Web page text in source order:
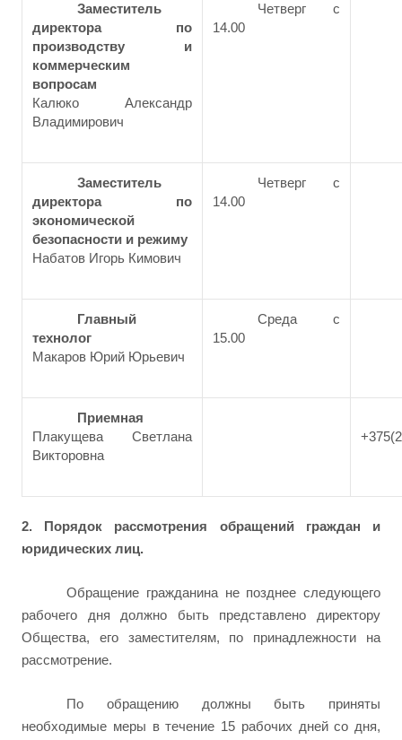
Заместитель
директора по
производству и
коммерческим
вопросам
Калюко Александр
Владимирович
Четверг с
14.00
Заместитель
директора по
экономической
безопасности и режиму
Набатов Игорь Кимович
Четверг с
14.00
Главный
технолог
Макаров Юрий Юрьевич
Среда с
15.00
Приемная
Плакущева Светлана
Викторовна
2. Порядок рассмотрения обращений граждан и
юридических лиц.
Обращение гражданина не позднее следующего
рабочего дня должно быть представлено директору
Общества, его заместителям, по принадлежности на
рассмотрение.
По обращению должны быть приняты
необходимые меры в течение 15 рабочих дней со дня,